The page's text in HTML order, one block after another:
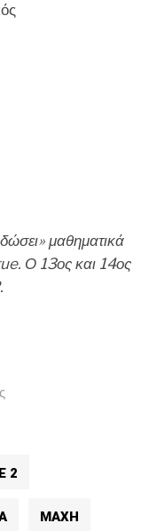
μαθηματικά
Ο 13ος και 14ος
2
ΜΆΧΗ